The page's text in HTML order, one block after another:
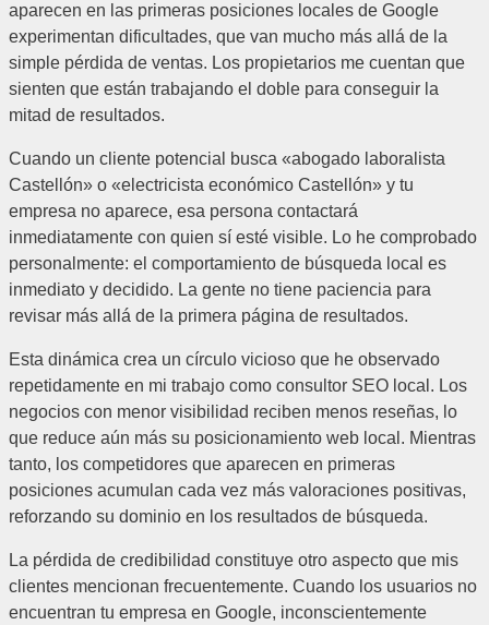
aparecen en las primeras posiciones locales de Google
experimentan dificultades, que van mucho más allá de la
simple pérdida de ventas. Los propietarios me cuentan que
sienten que están trabajando el doble para conseguir la
mitad de resultados.
Cuando un cliente potencial busca «abogado laboralista
Castellón» o «electricista económico Castellón» y tu
empresa no aparece, esa persona contactará
inmediatamente con quien sí esté visible. Lo he comprobado
personalmente: el comportamiento de búsqueda local es
inmediato y decidido. La gente no tiene paciencia para
revisar más allá de la primera página de resultados.
Esta dinámica crea un círculo vicioso que he observado
repetidamente en mi trabajo como consultor SEO local. Los
negocios con menor visibilidad reciben menos reseñas, lo
que reduce aún más su posicionamiento web local. Mientras
tanto, los competidores que aparecen en primeras
posiciones acumulan cada vez más valoraciones positivas,
reforzando su dominio en los resultados de búsqueda.
La pérdida de credibilidad constituye otro aspecto que mis
clientes mencionan frecuentemente. Cuando los usuarios no
encuentran tu empresa en Google, inconscientemente